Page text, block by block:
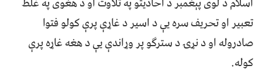
تعبیر او تحریف سره یې د اسیر د غاړې پرې کولو فتوا
صادروله او د نړۍ د سترګو پر وړاندې یې د هغه غاړه پرې
کوله.